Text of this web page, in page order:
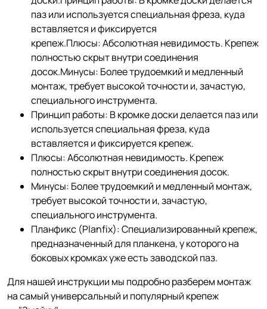
паз или используется специальная фреза, куда
вставляется и фиксируется
крепеж.Плюсы: Абсолютная невидимость. Крепеж
полностью скрыт внутри соединения
досок.Минусы: Более трудоемкий и медленный
монтаж, требует высокой точности и, зачастую,
специального инструмента.
Принцип работы: В кромке доски делается паз или
используется специальная фреза, куда
вставляется и фиксируется крепеж.
Плюсы: Абсолютная невидимость. Крепеж
полностью скрыт внутри соединения досок.
Минусы: Более трудоемкий и медленный монтаж,
требует высокой точности и, зачастую,
специального инструмента.
Планфикс (Planfix): Специализированный крепеж,
предназначенный для планкена, у которого на
боковых кромках уже есть заводской паз.
Для нашей инструкции мы подробно разберем монтаж
на самый универсальный и популярный крепеж